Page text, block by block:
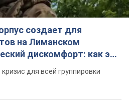
создает для
на Лиманском
дискомфорт: как это
для всей группировки